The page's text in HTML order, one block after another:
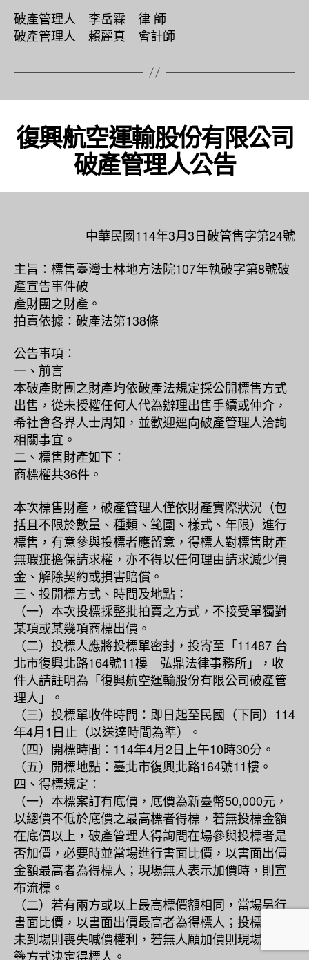
破產管理人 李岳霖 律 師
破產管理人 賴麗真 會計師
復興航空運輸股份有限公司
破產管理人公告
中華民國114年3月3日破管售字第24號
主旨：標售臺灣士林地方法院107年執破字第8號破
產宣告事件破
產財團之財產。
拍賣依據：破產法第138條
公告事項：
一、前言
本破產財團之財產均依破產法規定採公開標售方式
出售，從未授權任何人代為辦理出售手續或仲介，
希社會各界人士周知，並歡迎逕向破產管理人洽詢
相關事宜。
二、標售財產如下：
商標權共36件。
本次標售財產，破產管理人僅依財產實際狀況（包
括且不限於數量、種類、範圍、樣式、年限）進行
標售，有意參與投標者應留意，得標人對標售財產
無瑕疵擔保請求權，亦不得以任何理由請求減少價
金、解除契約或損害賠償。
三、投開標方式、時間及地點：
（一）本次投標採整批拍賣之方式，不接受單獨對
某項或某幾項商標出價。
（二）投標人應將投標單密封，投寄至「11487 台
北市復興北路164號11樓 弘鼎法律事務所」，收
件人請註明為「復興航空運輸股份有限公司破產管
理人」。
（三）投標單收件時間：即日起至民國（下同）114
年4月1日止（以送達時間為準）。
（四）開標時間：114年4月2日上午10時30分。
（五）開標地點：臺北市復興北路164號11樓。
四、得標規定：
（一）本標案訂有底價，底價為新臺幣50,000元，
以總價不低於底價之最高標者得標，若無投標金額
在底價以上，破產管理人得詢問在場參與投標者是
否加價，必要時並當場進行書面比價，以書面出價
金額最高者為得標人；現場無人表示加價時，則宣
布流標。
（二）若有兩方或以上最高標價額相同，當場另行
書面比價，以書面出價最高者為得標人；投標者若
未到場則喪失喊價權利，若無人願加價則現場以抽
籤方式決定得標人。